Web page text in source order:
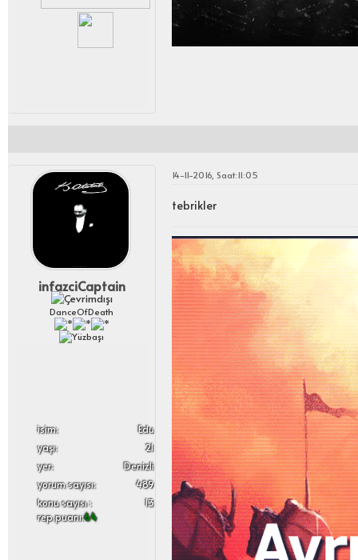
infazciCaptain
DanceOfDeath
i̇sim:
Edu
yaşı:
21
yer:
Denizli
yorum sayısı:
489
konu sayısı :
13
rep puanı:64
14-11-2016, Saat:11:05
tebrikler